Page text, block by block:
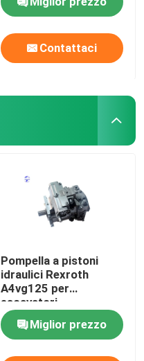
Contattaci
Pompella a pistoni
idraulici Rexroth
A4vg125 per
escavatori
Miglior prezzo